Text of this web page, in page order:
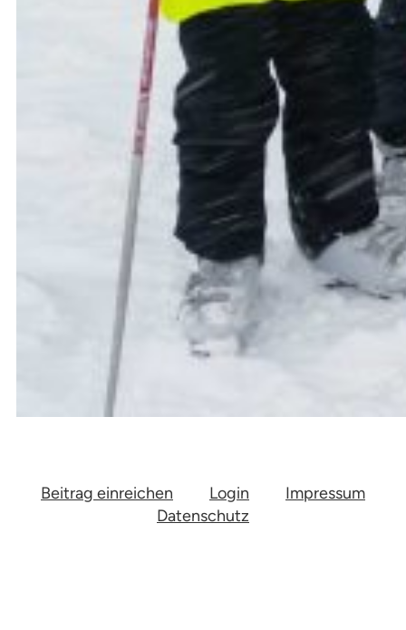
Beitrag einreichen Login
Impressum
Datenschutz